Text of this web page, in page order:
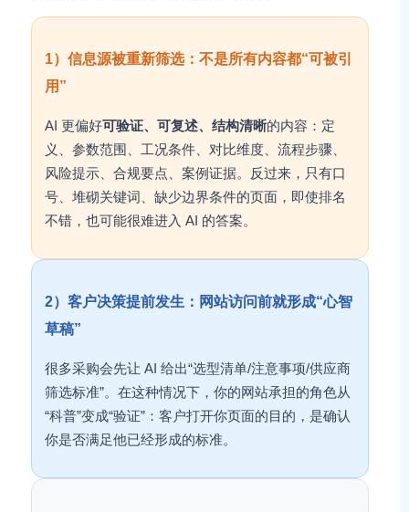
1）信息源被重新筛选：不是所有内容都“可被引
用”
AI 更偏好可验证、可复述、结构清晰的内容：定
义、参数范围、工况条件、对比维度、流程步骤、
风险提示、合规要点、案例证据。反过来，只有口
号、堆砌关键词、缺少边界条件的页面，即使排名
不错，也可能很难进入 AI 的答案。
2）客户决策提前发生：网站访问前就形成“心智
草稿”
很多采购会先让 AI 给出“选型清单/注意事项/供应商
筛选标准”。在这种情况下，你的网站承担的角色从
“科普”变成“验证”：客户打开你页面的目的，是确认
你是否满足他已经形成的标准。